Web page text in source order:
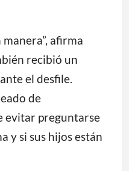
afirma
recibió un
el desfile.
de
evitar preguntarse
y si sus hijos están